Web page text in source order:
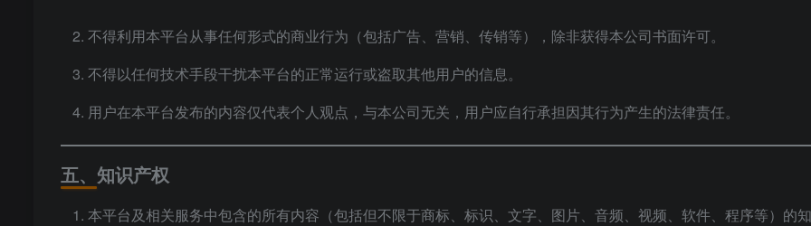
不得利用本平台从事任何形式的商业行为（包括广告、营销、传销等），除非获得本公司书面许可。
不得以任何技术手段干扰本平台的正常运行或盗取其他用户的信息。
用户在本平台发布的内容仅代表个人观点，与本公司无关，用户应自行承担因其行为产生的法律责任。
五、知识产权
本平台及相关服务中包含的所有内容（包括但不限于商标、标识、文字、图片、音频、视频、软件、程序等）的